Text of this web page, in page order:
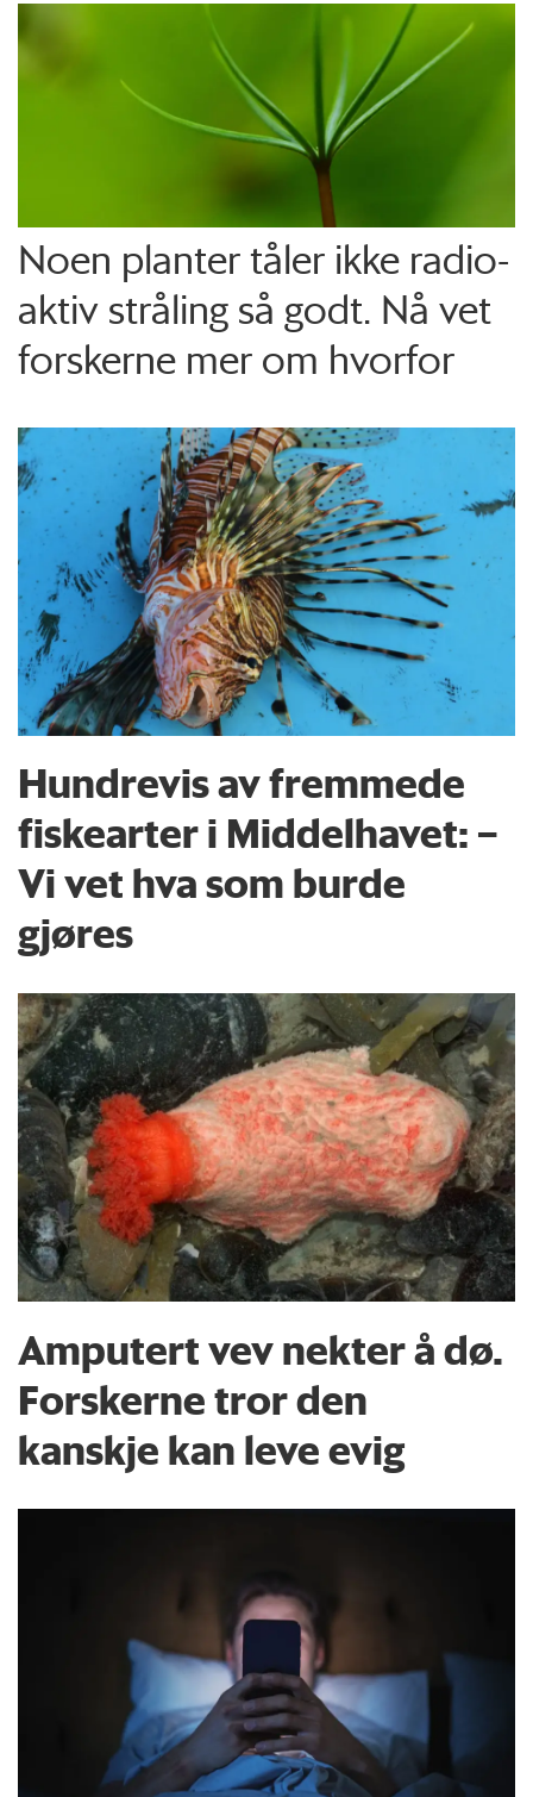
Noen planter tåler ikke radio­
aktiv stråling så godt. Nå vet
forskerne mer om hvorfor
Hundrevis av fremmede
fiskearter i Middelhavet: –
Vi vet hva som burde
gjøres
Amputert vev nekter å dø.
Forskerne tror den
kanskje kan leve evig